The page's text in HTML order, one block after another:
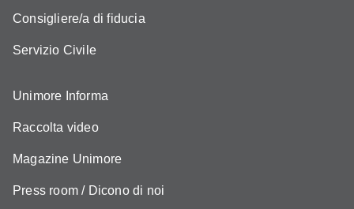
Consigliere/a di fiducia
Servizio Civile
Unimore Informa
Raccolta video
Magazine Unimore
Press room / Dicono di noi